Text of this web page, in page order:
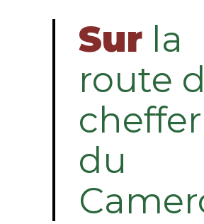
Sur la
route
du